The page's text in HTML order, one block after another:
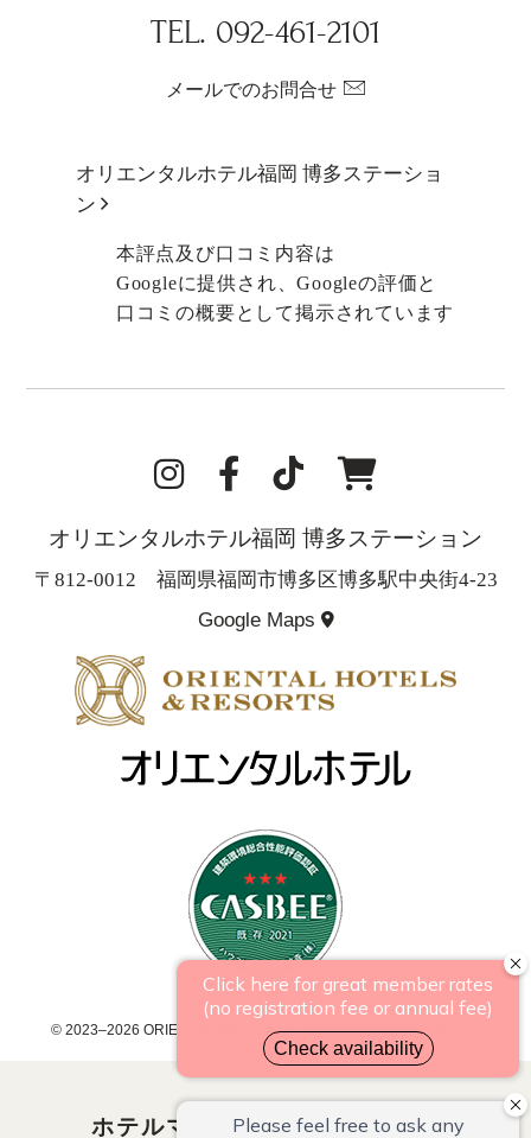
TEL. 092-461-2101
メールでのお問合せ
オリエンタルホテル福岡 博多ステーショ
ン
本評点及び口コミ内容は
Googleに提供され、Googleの評価と
口コミの概要として掲示されています
i
n
s
a
r
し
い
F
a
c
e
b
o
k
（
新
し
ウ
t
i
k
t
o
（
新
し
い
ウ
ィ
ン
オ
ン
ラ
ン
ョ
プ
（
新
し
い
オリエンタルホテル福岡 博多ステーション
〒812-0012 福岡県福岡市博多区博多駅中央街4-23
Google Maps （
し
い
ィ
ウ
で
開
き
ま
す
）
開
き
）
で
開
ま
© 2023–2026 ORIENTAL HOTEL FUKUOKA HAKATA STATION.Ltd.
ホテルマネージメントジャパン